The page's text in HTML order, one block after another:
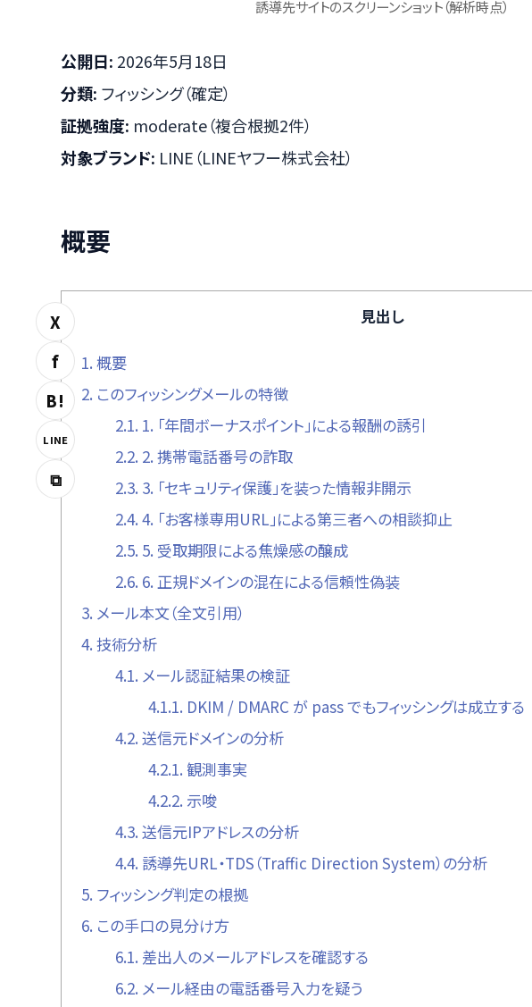
X
f
B!
LINE
⧉
誘導先サイトのスクリーンショット（解析時点）
公開日: 2026年5月18日
分類: フィッシング（確定）
証拠強度: moderate（複合根拠2件）
対象ブランド: LINE（LINEヤフー株式会社）
概要
見出し
1. 概要
2. このフィッシングメールの特徴
2.1. 1. 「年間ボーナスポイント」による報酬の誘引
2.2. 2. 携帯電話番号の詐取
2.3. 3. 「セキュリティ保護」を装った情報非開示
2.4. 4. 「お客様専用URL」による第三者への相談抑止
2.5. 5. 受取期限による焦燥感の醸成
2.6. 6. 正規ドメインの混在による信頼性偽装
3. メール本文（全文引用）
4. 技術分析
4.1. メール認証結果の検証
4.1.1. DKIM / DMARC が pass でもフィッシングは成立する
4.2. 送信元ドメインの分析
4.2.1. 観測事実
4.2.2. 示唆
4.3. 送信元IPアドレスの分析
4.4. 誘導先URL・TDS（Traffic Direction System）の分析
5. フィッシング判定の根拠
6. この手口の見分け方
6.1. 差出人のメールアドレスを確認する
6.2. メール経由の電話番号入力を疑う